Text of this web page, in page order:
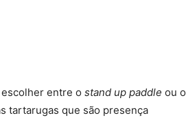
entre o stand up paddle ou o
tartarugas que são presença